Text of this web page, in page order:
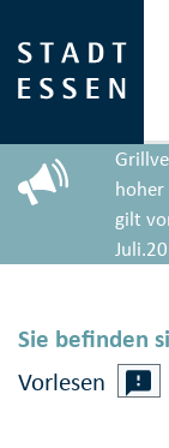
hoher
gilt
Sie befinden
Vorlesen